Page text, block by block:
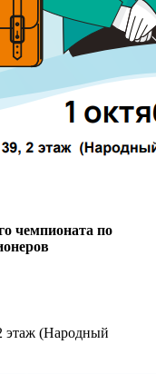
чемпионата по
этаж (Народный